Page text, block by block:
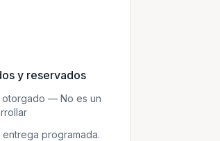
y reservados
— No es un
programada.